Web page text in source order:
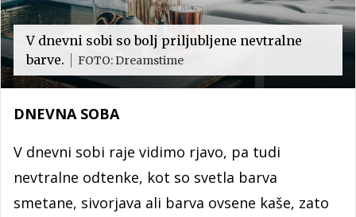
V dnevni sobi so bolj priljubljene nevtralne
barve.
FOTO: Dreamstime
DNEVNA SOBA
V dnevni sobi raje vidimo rjavo, pa tudi
nevtralne odtenke, kot so svetla barva
smetane, sivorjava ali barva ovsene kaše, zato